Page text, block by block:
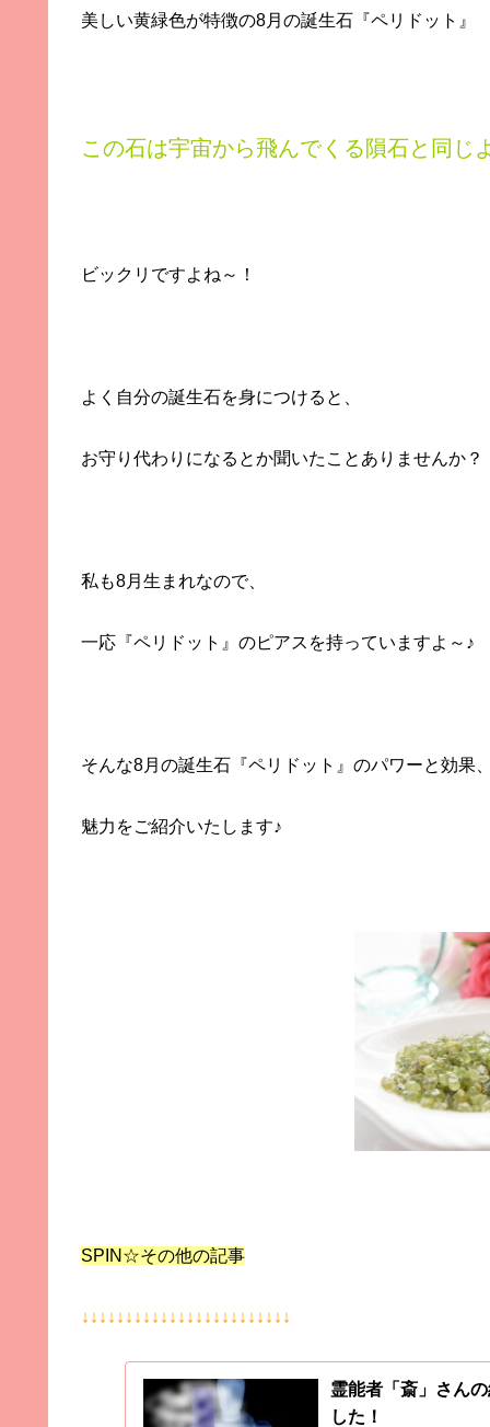
美しい黄緑色が特徴の8月の誕生石『ペリドット』
この石は宇宙から飛んでくる隕石と同じ
ビックリですよね～！
よく自分の誕生石を身につけると、
お守り代わりになるとか聞いたことありませんか？
私も8月生まれなので、
一応『ペリドット』のピアスを持っていますよ～♪
そんな8月の誕生石『ペリドット』のパワーと効果
魅力をご紹介いたします♪
SPIN☆その他の記事
↓↓↓↓↓↓↓↓↓↓↓↓↓↓↓↓↓↓↓↓↓↓↓↓
霊能者「斎」さん
した！